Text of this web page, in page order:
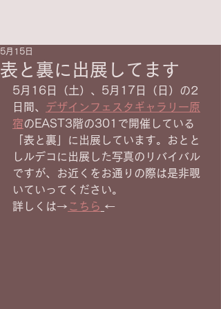
表と裏に出展してます
5月15日
5月16日（土）、5月17日（日）の2
日間、 デザインフェスタギャラリー原
宿のEAST3階の301で開催している
「表と裏」に出展しています。おとと
しルデコに出展した写真のリバイバル
ですが、お近くをお通りの際は是非覗
いていってください。
詳しくは→ こちら ←